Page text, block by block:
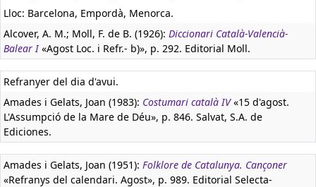
Lloc: Barcelona, Empordà, Menorca.
Alcover, A. M.; Moll, F. de B. (1926): Diccionari Català-Valencià-
Balear I«Agost Loc. i Refr.- b)», p. 292. Editorial Moll.
Refranyer del dia d'avui.
Amades i Gelats, Joan (1983): Costumari català IV«15 d'agost.
L'Assumpció de la Mare de Déu», p. 846. Salvat, S.A. de
Ediciones.
Amades i Gelats, Joan (1951): Folklore de Catalunya. Cançoner
«Refranys del calendari. Agost», p. 989. Editorial Selecta-